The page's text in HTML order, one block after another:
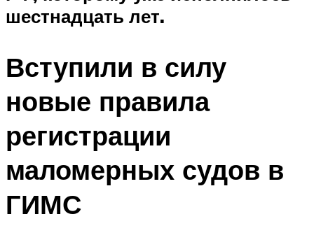
шестнадцать лет.
Вступили в силу
новые правила
регистрации
маломерных судов в
ГИМС